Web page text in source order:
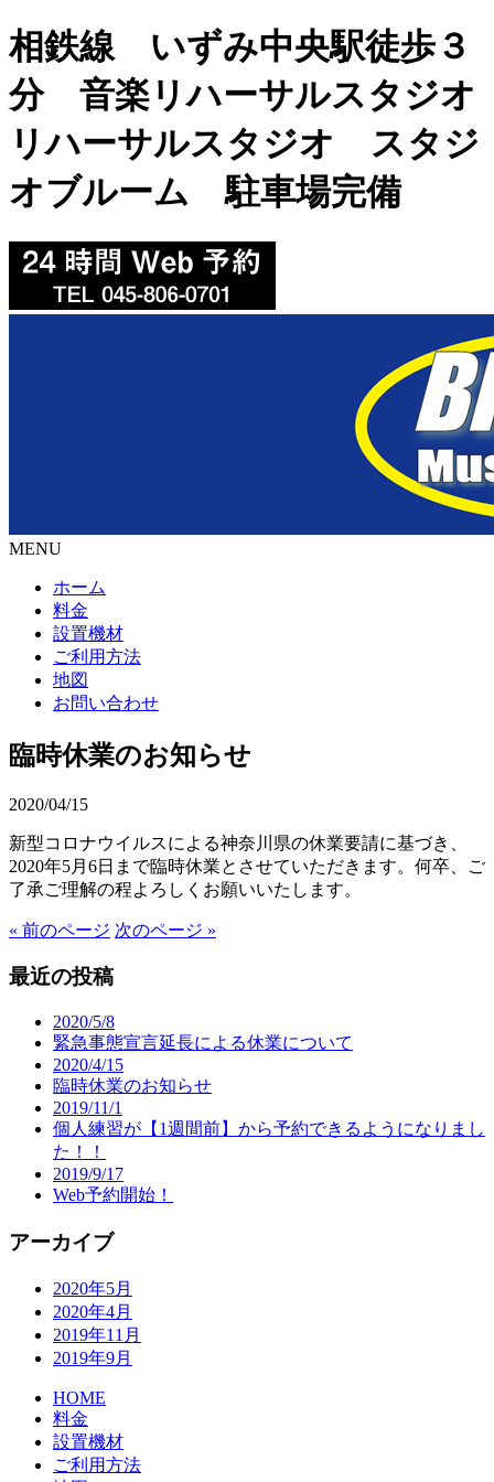
相鉄線 いずみ中央駅徒歩３
分 音楽リハーサルスタジオ
リハーサルスタジオ スタジ
オブルーム 駐車場完備
MENU
ホーム
料金
設置機材
ご利用方法
地図
お問い合わせ
臨時休業のお知らせ
2020/04/15
新型コロナウイルスによる神奈川県の休業要請に基づき、
2020年5月6日まで臨時休業とさせていただきます。何卒、ご
了承ご理解の程よろしくお願いいたします。
« 前のページ 次のページ »
最近の投稿
2020/5/8
緊急事態宣言延長による休業について
2020/4/15
臨時休業のお知らせ
2019/11/1
個人練習が【1週間前】から予約できるようになりまし
た！！
2019/9/17
Web予約開始！
アーカイブ
2020年5月
2020年4月
2019年11月
2019年9月
HOME
料金
設置機材
ご利用方法